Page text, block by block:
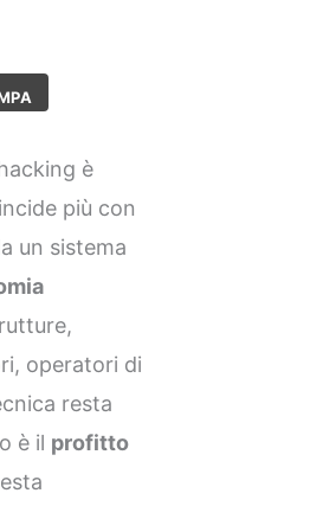
è
più con
un sistema
operatori di
resta
è il profitto